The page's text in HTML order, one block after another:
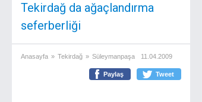
Tekirdağ da ağaçlandırma
seferberliği
Anasayfa » Tekirdağ » Süleymanpaşa 11.04.2009
Paylaş Tweet